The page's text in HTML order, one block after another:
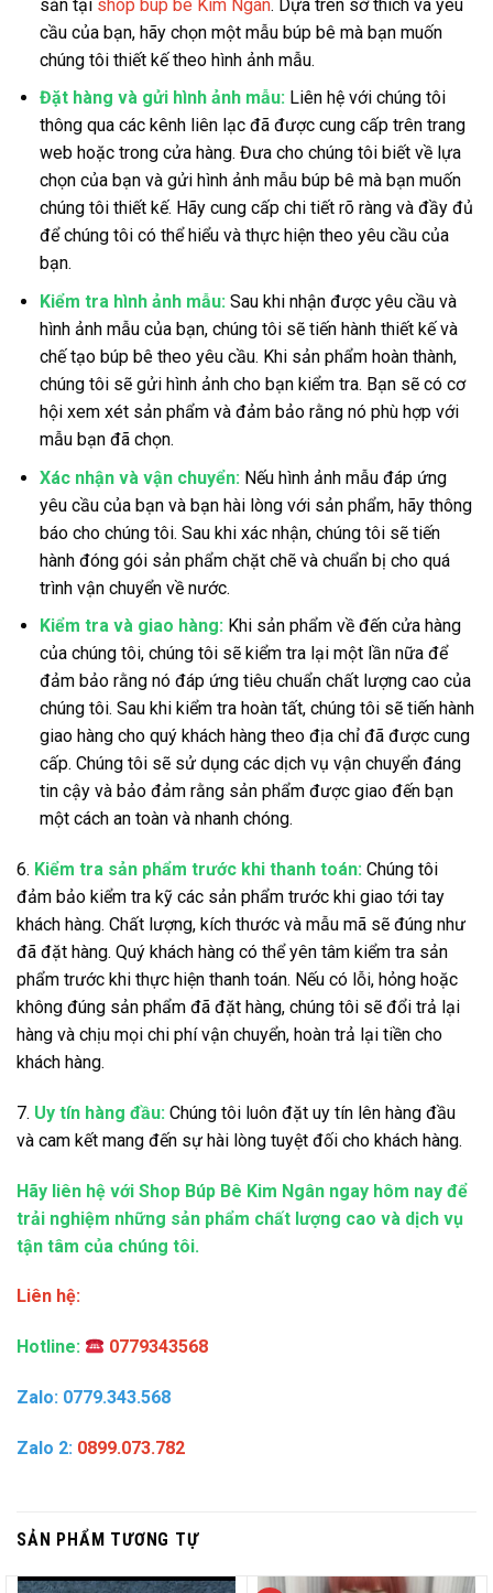
sẵn tại shop búp bê Kim Ngân. Dựa trên sở thích và yêu
cầu của bạn, hãy chọn một mẫu búp bê mà bạn muốn
chúng tôi thiết kế theo hình ảnh mẫu.
Đặt hàng và gửi hình ảnh mẫu: Liên hệ với chúng tôi
thông qua các kênh liên lạc đã được cung cấp trên trang
web hoặc trong cửa hàng. Đưa cho chúng tôi biết về lựa
chọn của bạn và gửi hình ảnh mẫu búp bê mà bạn muốn
chúng tôi thiết kế. Hãy cung cấp chi tiết rõ ràng và đầy đủ
để chúng tôi có thể hiểu và thực hiện theo yêu cầu của
bạn.
Kiểm tra hình ảnh mẫu:Sau khi nhận được yêu cầu và
hình ảnh mẫu của bạn, chúng tôi sẽ tiến hành thiết kế và
chế tạo búp bê theo yêu cầu. Khi sản phẩm hoàn thành,
chúng tôi sẽ gửi hình ảnh cho bạn kiểm tra. Bạn sẽ có cơ
hội xem xét sản phẩm và đảm bảo rằng nó phù hợp với
mẫu bạn đã chọn.
Xác nhận và vận chuyển: Nếu hình ảnh mẫu đáp ứng
yêu cầu của bạn và bạn hài lòng với sản phẩm, hãy thông
báo cho chúng tôi. Sau khi xác nhận, chúng tôi sẽ tiến
hành đóng gói sản phẩm chặt chẽ và chuẩn bị cho quá
trình vận chuyển về nước.
Kiểm tra và giao hàng:Khi sản phẩm về đến cửa hàng
của chúng tôi, chúng tôi sẽ kiểm tra lại một lần nữa để
đảm bảo rằng nó đáp ứng tiêu chuẩn chất lượng cao của
chúng tôi. Sau khi kiểm tra hoàn tất, chúng tôi sẽ tiến hành
giao hàng cho quý khách hàng theo địa chỉ đã được cung
cấp. Chúng tôi sẽ sử dụng các dịch vụ vận chuyển đáng
tin cậy và bảo đảm rằng sản phẩm được giao đến bạn
một cách an toàn và nhanh chóng.
6. Kiểm tra sản phẩm trước khi thanh toán: Chúng tôi
đảm bảo kiểm tra kỹ các sản phẩm trước khi giao tới tay
khách hàng. Chất lượng, kích thước và mẫu mã sẽ đúng như
đã đặt hàng. Quý khách hàng có thể yên tâm kiểm tra sản
phẩm trước khi thực hiện thanh toán. Nếu có lỗi, hỏng hoặc
không đúng sản phẩm đã đặt hàng, chúng tôi sẽ đổi trả lại
hàng và chịu mọi chi phí vận chuyển, hoàn trả lại tiền cho
khách hàng.
7. Uy tín hàng đầu: Chúng tôi luôn đặt uy tín lên hàng đầu
và cam kết mang đến sự hài lòng tuyệt đối cho khách hàng.
Hãy liên hệ với Shop Búp Bê Kim Ngân ngay hôm nay để
trải nghiệm những sản phẩm chất lượng cao và dịch vụ
tận tâm của chúng tôi.
Liên hệ:
Hotline: 0779343568
Zalo: 0779.343.568
Zalo 2: 0899.073.782
SẢN PHẨM TƯƠNG TỰ